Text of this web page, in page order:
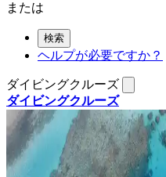
または
検索
ヘルプが必要ですか？
ダイビングクルーズ
ダイビングクルーズ